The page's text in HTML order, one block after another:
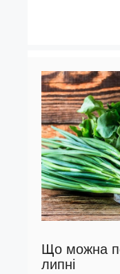
Що можна
липні